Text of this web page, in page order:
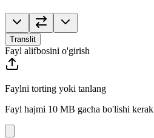
Translit
Fayl alifbosini o'girish
Faylni torting yoki tanlang
Fayl hajmi 10 MB gacha bo'lishi kerak